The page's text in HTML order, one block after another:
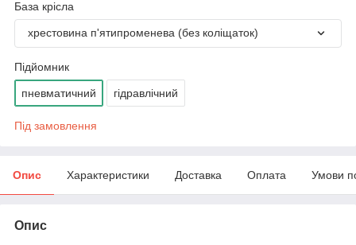
База крісла
хрестовина п'ятипроменева (без коліщаток)
Підйомник
пневматичний гідравлічний
Під замовлення
Опис Характеристики Доставка Оплата Умови
Опис